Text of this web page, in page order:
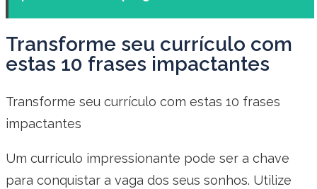
Transforme seu currículo com
estas 10 frases impactantes
Transforme seu currículo com estas 10 frases
impactantes
Um currículo impressionante pode ser a chave
para conquistar a vaga dos seus sonhos. Utilize